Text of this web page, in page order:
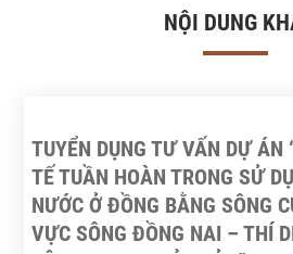
NỘI DUNG
TUYỂN DỤNG TƯ VẤN DỰ ÁN
TẾ TUẦN HOÀN TRONG SỬ
NƯỚC Ở ĐỒNG BẰNG SÔNG
VỰC SÔNG ĐỒNG NAI – THÍ